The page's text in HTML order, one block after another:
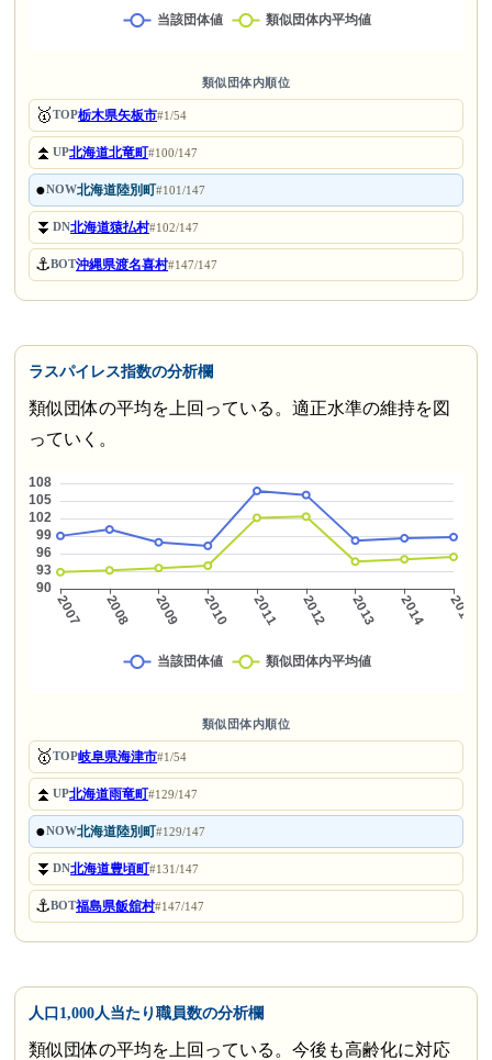
類似団体内順位
🥇TOP栃木県矢板市#1/54
⏫UP北海道北竜町#100/147
●NOW北海道陸別町#101/147
⏬DN北海道猿払村#102/147
⚓BOT沖縄県渡名喜村#147/147
ラスパイレス指数の分析欄
類似団体の平均を上回っている。適正水準の維持を図
っていく。
類似団体内順位
🥇TOP岐阜県海津市#1/54
⏫UP北海道雨竜町#129/147
●NOW北海道陸別町#129/147
⏬DN北海道豊頃町#131/147
⚓BOT福島県飯舘村#147/147
人口1,000人当たり職員数の分析欄
類似団体の平均を上回っている。今後も高齢化に対応